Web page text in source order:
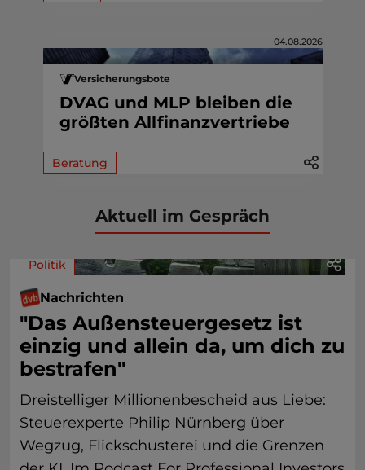
04.08.2026
Versicherungsbote
DVAG und MLP bleiben die
größten Allfinanzvertriebe
Beratung
Aktuell im Gespräch
Politik
Nachrichten
"Das Außensteuergesetz ist
einzig und allein da, um dich zu
bestrafen"
Dreistelliger Millionenbescheid aus Liebe:
Steuerexperte Philip Nürnberg über
Wegzug, Flickschusterei und die Grenzen